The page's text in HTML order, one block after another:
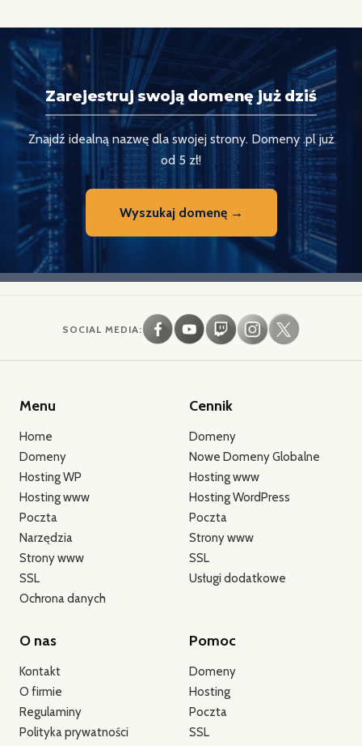
Zarejestruj swoją domenę już dziś
Znajdź idealną nazwę dla swojej strony. Domeny .pl już
od 5 zł!
Wyszukaj domenę →
SOCIAL MEDIA:
Menu
Home
Domeny
Hosting WP
Hosting www
Poczta
Narzędzia
Strony www
SSL
Ochrona danych
Cennik
Domeny
Nowe Domeny Globalne
Hosting www
Hosting WordPress
Poczta
Strony www
SSL
Usługi dodatkowe
O nas
Kontakt
O firmie
Regulaminy
Polityka prywatności
Pomoc
Domeny
Hosting
Poczta
SSL